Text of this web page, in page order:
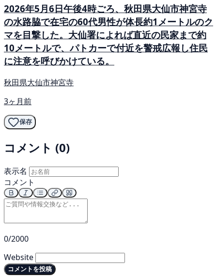
2026年5月6日午後4時ごろ、秋田県大仙市神宮寺
の水路脇で在宅の60代男性が体長約1メートルのク
マを目撃した。大仙署によれば直近の民家まで約
10メートルで、パトカーで付近を警戒広報し住民
に注意を呼びかけている。
秋田県大仙市神宮寺
3ヶ月前
保存
コメント (0)
表示名
コメント
0/2000
Website
コメントを投稿